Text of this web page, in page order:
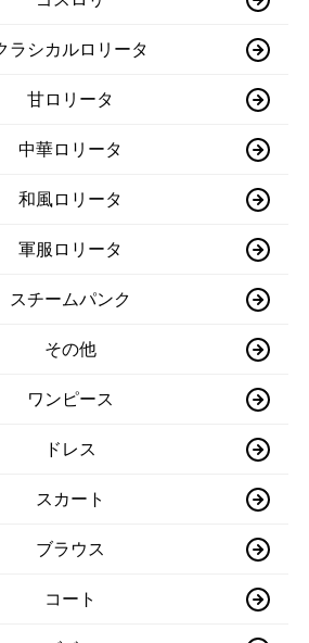
ラシカルロリータ
甘ロリータ
中華ロリータ
和風ロリータ
軍服ロリータ
スチームパンク
その他
ワンピース
ドレス
スカート
ブラウス
コート